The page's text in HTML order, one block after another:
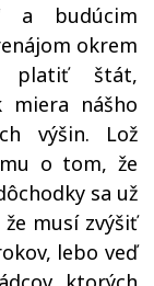
a budúcim
okrem
platiť štát,
miera nášho
výšin. Lož
o tom, že
sa už
musí zvýšiť
lebo veď